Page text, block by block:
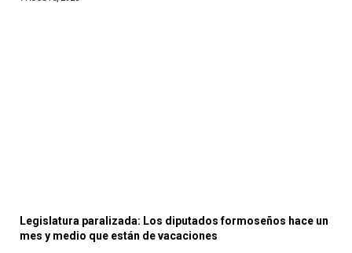
Legislatura paralizada: Los diputados formoseños hace un
mes y medio que están de vacaciones